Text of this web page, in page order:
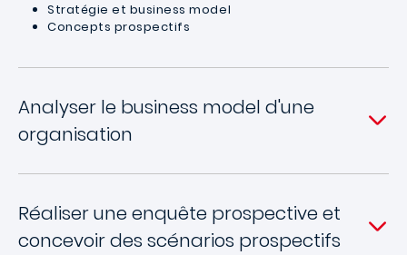
Stratégie et business model
Concepts prospectifs
Analyser le business model d'une
organisation
Réaliser une enquête prospective et
concevoir des scénarios prospectifs